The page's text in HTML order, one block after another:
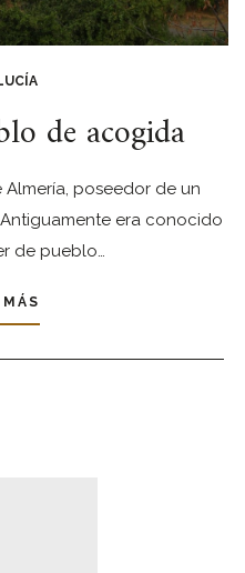
de acogida
poseedor de un
era conocido
de pueblo…